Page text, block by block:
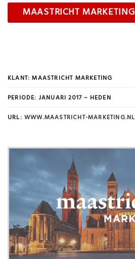
MAASTRICHT MARKETING
KLANT: MAASTRICHT MARKETING
PERIODE: JANUARI 2017 – HEDEN
URL: WWW.MAASTRICHT-MARKETING.NL